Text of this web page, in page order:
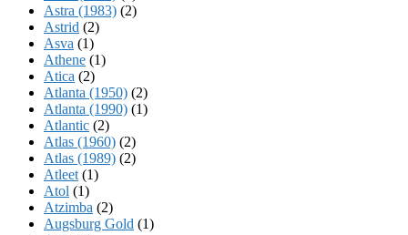
Astra (1983) (2)
Astrid (2)
Asva (1)
Athene (1)
Atica (2)
Atlanta (1950) (2)
Atlanta (1990) (1)
Atlantic (2)
Atlas (1960) (2)
Atlas (1989) (2)
Atleet (1)
Atol (1)
Atzimba (2)
Augsburg Gold (1)